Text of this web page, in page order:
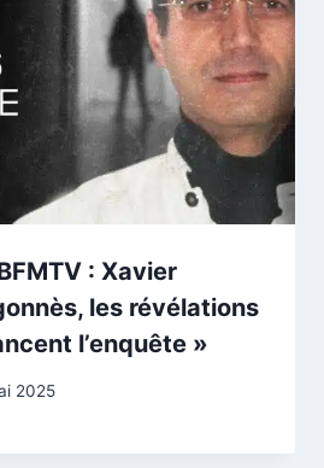
: Xavier
les révélations
l’enquête »
2025